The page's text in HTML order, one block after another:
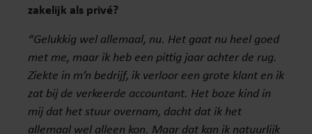
zakelijk als privé?
“Gelukkig wel allemaal, nu. Het gaat nu heel goed
met me, maar ik heb een pittig jaar achter de rug.
Ziekte in m’n bedrijf, ik verloor een grote klant en ik
zat bij de verkeerde accountant. Het boze kind in
mij dat het stuur overnam, dacht dat ik het
allemaal wel alleen kon. Maar dat kan ik natuurlijk